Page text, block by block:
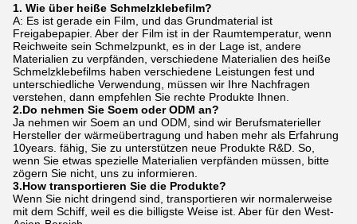
1. Wie über heiße Schmelzklebefilm?
A: Es ist gerade ein Film, und das Grundmaterial ist
Freigabepapier. Aber der Film ist in der Raumtemperatur, wenn
Reichweite sein Schmelzpunkt, es in der Lage ist, andere
Materialien zu verpfänden, verschiedene Materialien des heiße
Schmelzklebefilms haben verschiedene Leistungen fest und
unterschiedliche Verwendung, müssen wir Ihre Nachfragen
verstehen, dann empfehlen Sie rechte Produkte Ihnen.
2.Do nehmen Sie Soem oder ODM an?
Ja nehmen wir Soem an und ODM, sind wir Berufsmaterieller
Hersteller der wärmeübertragung und haben mehr als Erfahrung
10years. fähig, Sie zu unterstützen neue Produkte R&D. So,
wenn Sie etwas spezielle Materialien verpfänden müssen, bitte
zögern Sie nicht, uns zu informieren.
3.How transportieren Sie die Produkte?
Wenn Sie nicht dringend sind, transportieren wir normalerweise
mit dem Schiff, weil es die billigste Weise ist. Aber für den West-